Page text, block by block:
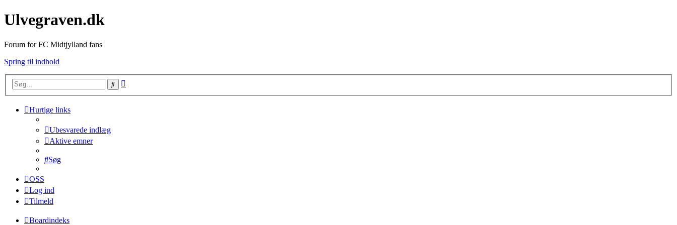
Ulvegraven.dk
Forum for FC Midtjylland fans
Spring til indhold
Søg
Hurtige links
Ubesvarede indlæg
Aktive emner
Søg
OSS
Log ind
Tilmeld
Boardindeks